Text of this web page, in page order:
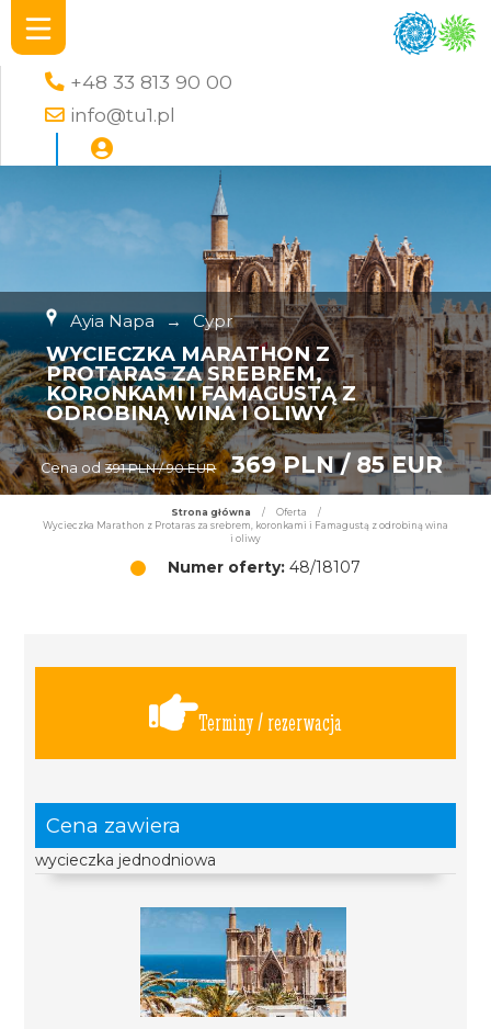
+48 33 813 90 00
info@tu1.pl
Ayia Napa → Cypr
WYCIECZKA MARATHON Z
PROTARAS ZA SREBREM,
KORONKAMI I FAMAGUSTĄ Z
ODROBINĄ WINA I OLIWY
Cena od 391 PLN / 90 EUR 369 PLN / 85 EUR
Strona główna / Oferta
/
Wycieczka Marathon z Protaras za srebrem, koronkami i Famagustą z odrobiną wina
i oliwy
Numer oferty: 48/18107
Terminy / rezerwacja
Cena zawiera
wycieczka jednodniowa